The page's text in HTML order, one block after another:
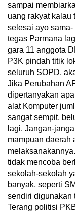
sampai
uang rakyat kalau
selesai ayo sama-
tegas Parmana
gara 11 anggota
P3K pindah titik
seluruh SOPD,
Jika Perubahan
dipertanyakan
alat Komputer
sangat sempit,
lagi. Jangan-
mampuan daerah
tidak mencoba
sekolah-sekolah
banyak, seperti
sendiri digunakan
Terang politisi